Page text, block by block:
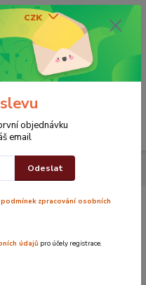
CZK
0 Kč
modré
cm Kruhy
objednávku
email
Odeslat
podmínek zpracování osobních
údajů pro účely registrace.